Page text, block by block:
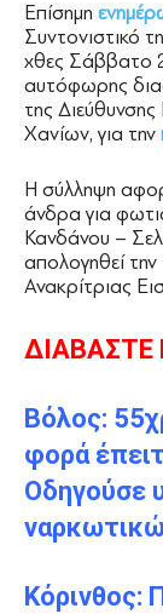
Επίσημη
Συντονιστικό
χθες Σάββατο
αυτόφωρης
της
Χανίων, για την
Η σύλληψη
άνδρα για
Κανδάνου –
απολογηθεί
Ανακρίτριας
ΔΙΑΒΑΣΤΕ
Βόλος:
φορά
Οδηγούσε
Κόρινθος: